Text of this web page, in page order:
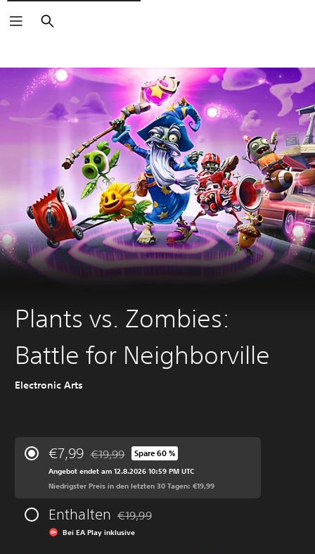
Suchen
Plants vs. Zombies:
Battle for Neighborville
Electronic Arts
€7,99 Preisnachlass gegenüber dem Originalpreis von
€19,99 Spare 60 %
Angebot endet am 12.8.2026 10:59 PM UTC
Niedrigster Preis in den letzten 30 Tagen: €19,99
Enthalten Preisnachlass gegenüber dem
€19,99
Bei EA Play inklusive